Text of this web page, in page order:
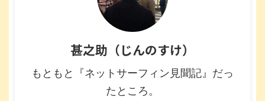
甚之助（じんのすけ）
もともと『ネットサーフィン見聞記』だっ
たところ。